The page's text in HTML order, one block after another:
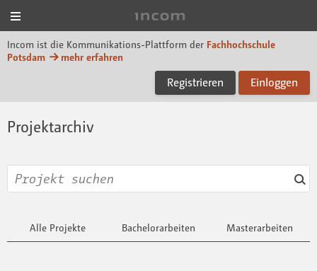
Incom ist die Kommunikations-Plattform der Fachhochschule
Potsdam
mehr erfahren
Registrieren Einloggen
Projektarchiv
Alle Projekte Bachelorarbeiten Masterarbeiten